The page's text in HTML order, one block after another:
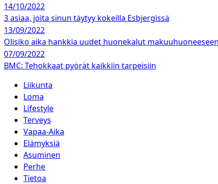
14/10/2022
3 asiaa, joita sinun täytyy kokeilla Esbjergissä
13/09/2022
Olisiko aika hankkia uudet huonekalut
07/09/2022
BMC: Tehokkaat pyörät kaikkiin tarpeisiin
Liikunta
Loma
Lifestyle
Terveys
Vapaa-Aika
Elämyksiä
Asuminen
Perhe
Tietoa